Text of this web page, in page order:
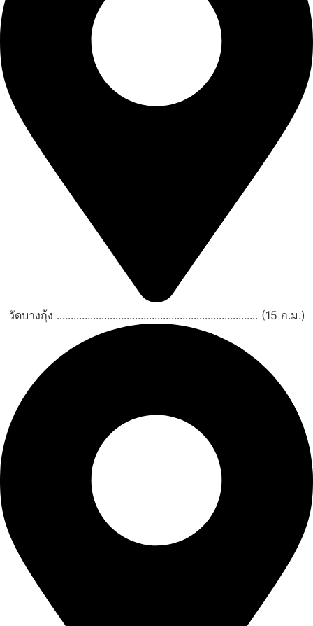
วัดบางกุ้ง ........................................................................ (15 ก.ม.)